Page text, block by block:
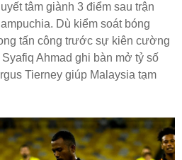
tâm giành 3 điểm sau trận
Dù kiểm soát bóng
tấn công trước sự kiên cường
Ahmad ghi bàn mở tỷ số
Tierney giúp Malaysia tạm